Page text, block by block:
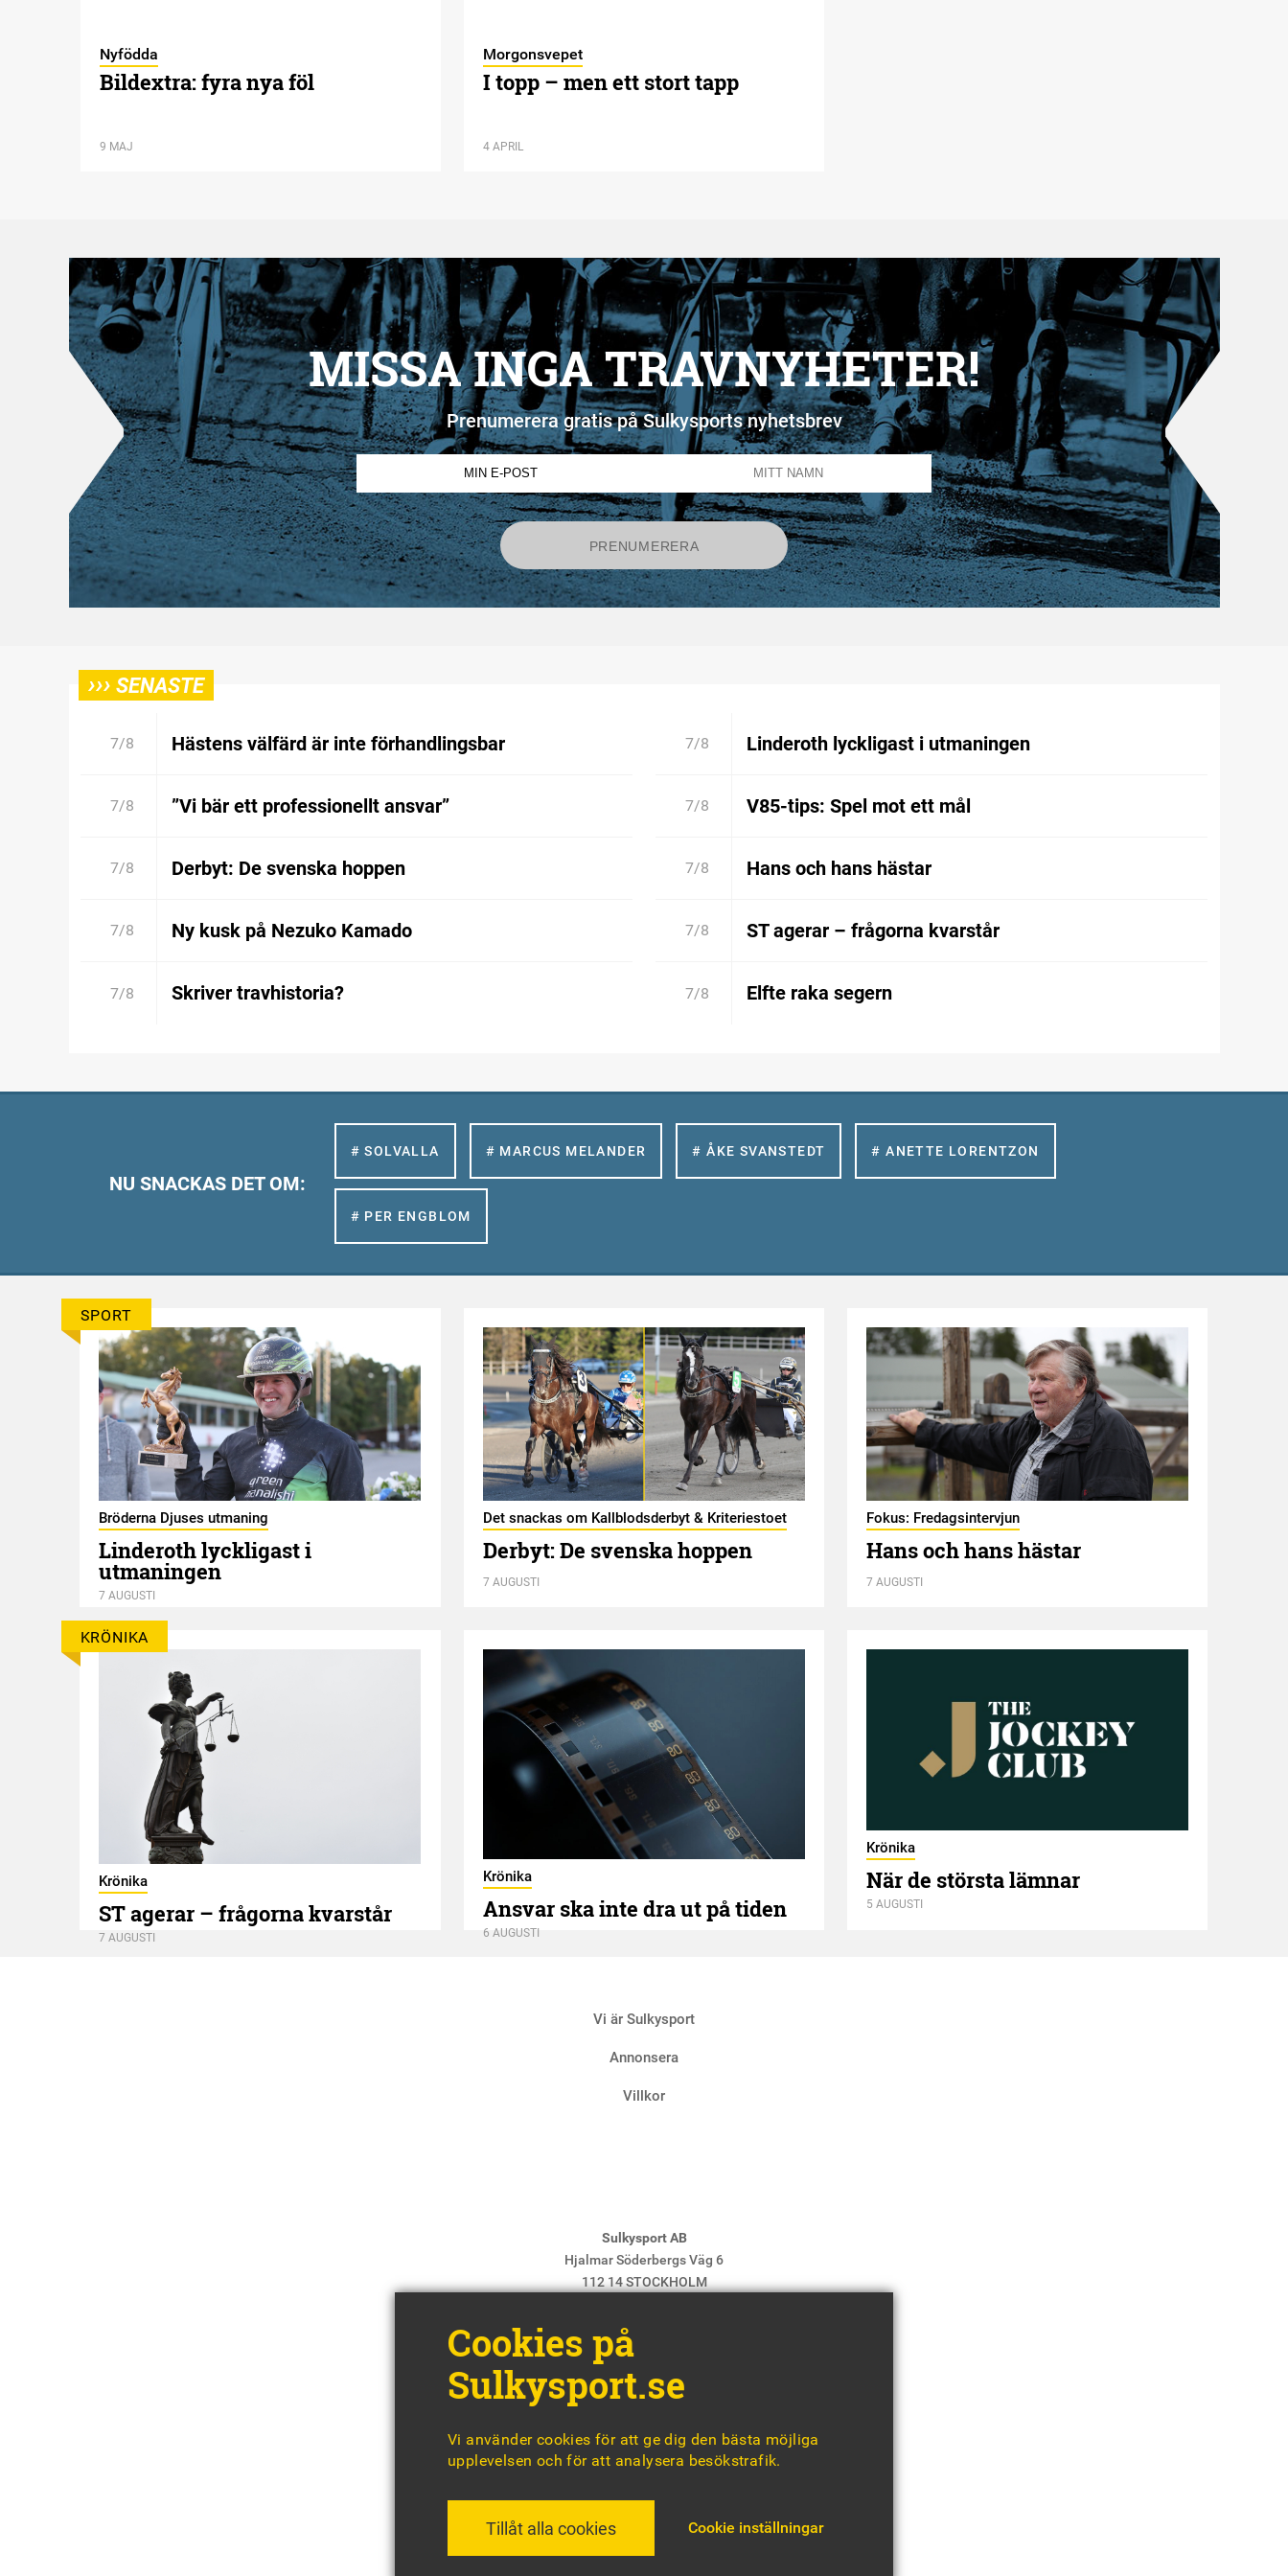
Nyfödda
Bildextra: fyra nya föl
9 MAJ
Morgonsvepet
I topp – men ett stort tapp
4 APRIL
MISSA INGA TRAVNYHETER!
Prenumerera gratis på Sulkysports nyhetsbrev
››› SENASTE
7/8 Hästens välfärd är inte förhandlingsbar 7/8 Linderoth lyckligast i utmaningen
7/8 ”Vi bär ett professionellt ansvar” 7/8 V85-tips: Spel mot ett mål
7/8 Derbyt: De svenska hoppen 7/8 Hans och hans hästar
7/8 Ny kusk på Nezuko Kamado 7/8 ST agerar – frågorna kvarstår
7/8 Skriver travhistoria? 7/8 Elfte raka segern
NU SNACKAS DET OM:
# SOLVALLA # MARCUS MELANDER # ÅKE SVANSTEDT # ANETTE LORENTZON
# PER ENGBLOM
SPORT
Bröderna Djuses utmaning
Linderoth lyckligast i
utmaningen
7 AUGUSTI
Det snackas om Kallblodsderbyt & Kriteriestoet
Derbyt: De svenska hoppen
7 AUGUSTI
Fokus: Fredagsintervjun
Hans och hans hästar
7 AUGUSTI
KRÖNIKA
Krönika
ST agerar – frågorna kvarstår
7 AUGUSTI
Krönika
Ansvar ska inte dra ut på tiden
6 AUGUSTI
Krönika
När de största lämnar
5 AUGUSTI
Vi är Sulkysport
Annonsera
Villkor
Sulkysport AB
Hjalmar Söderbergs Väg 6
112 14 STOCKHOLM
Chefredaktör & ansvarig utgivare:
Cookies på
Sulkysport.se
Vi använder cookies för att ge dig den bästa möjliga
upplevelsen och för att analysera besökstrafik.
Tillåt alla cookies Cookie inställningar